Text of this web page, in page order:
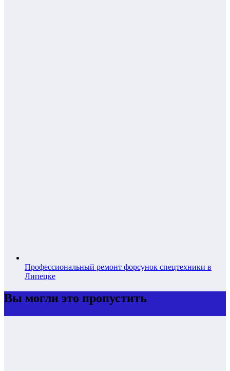
Профессиональный ремонт форсунок спецтехники в
Липецке
Вы могли это пропустить